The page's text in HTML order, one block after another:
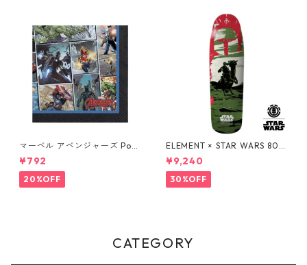
マーベル アベンジャーズ Pow
ers Unite 16pcペーパーナプ
キン MARVEL 紙ナプキン Ave
ngers
¥792
20%OFF
ELEMENT × STAR WARS 80S
BOBA FETT SKATEBOARD D
ECK ボバ・フェット スケート
ボードデッキ エレメント スタ
ー・ウォーズ
¥9,240
30%OFF
CATEGORY